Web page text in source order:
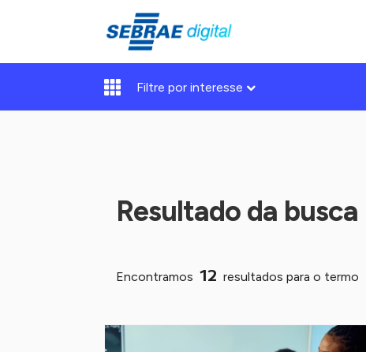
Filtre por interesse
Resultado da busca
Encontramos 12 resultados para o termo